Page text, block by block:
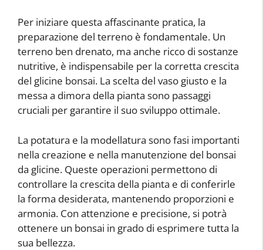
Per iniziare questa affascinante pratica, la
preparazione del terreno è fondamentale. Un
terreno ben drenato, ma anche ricco di sostanze
nutritive, è indispensabile per la corretta crescita
del glicine bonsai. La scelta del vaso giusto e la
messa a dimora della pianta sono passaggi
cruciali per garantire il suo sviluppo ottimale.
La potatura e la modellatura sono fasi importanti
nella creazione e nella manutenzione del bonsai
da glicine. Queste operazioni permettono di
controllare la crescita della pianta e di conferirle
la forma desiderata, mantenendo proporzioni e
armonia. Con attenzione e precisione, si potrà
ottenere un bonsai in grado di esprimere tutta la
sua bellezza.